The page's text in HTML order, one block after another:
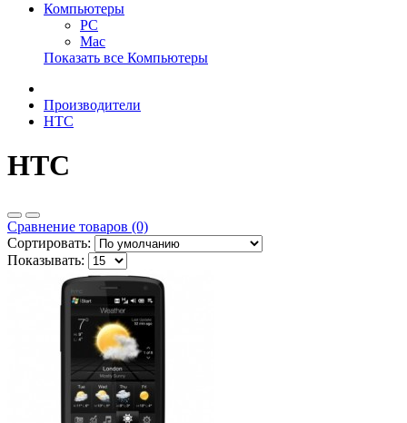
Компьютеры
PC
Mac
Показать все Компьютеры
Производители
HTC
HTC
Сравнение товаров (0)
Сортировать:
Показывать: